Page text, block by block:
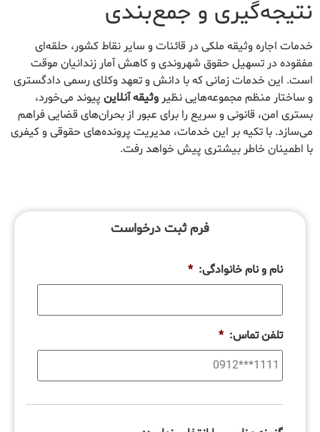
نتیجه‌گیری و جمع‌بندی
خدمات اجاره وثیقه ملکی در قائنات و سایر نقاط کشور، حلقه‌ای
مفقوده در تسهیل حقوق شهروندی و کاهش آمار زندانیان موقت
است. این خدمات زمانی که با دانش و تعهد وکلای رسمی دادگستری
و ساختار منظم مجموعه‌هایی نظیروثیقه آنلاین پیوند می‌خورد،
بستری امن، قانونی و سریع را برای عبور از بحران‌های قضایی فراهم
می‌سازد. با تکیه بر این خدمات، مدیریت پرونده‌های حقوقی و کیفری
با اطمینان خاطر بیشتری پیش خواهد رفت.
فرم ثبت درخواست
نام و نام خانوادگی: *
تلفن تماس: *